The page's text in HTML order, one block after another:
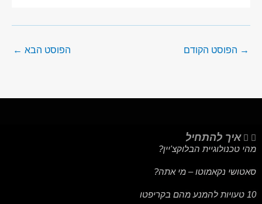
→ הפוסט הקודם הפוסט הבא ←
איך להתחיל
מהי טכנולוגיית הבלוקצ'יין?
סאטושי נקאמוטו – מי אתה?
10 טעויות להמנע מהם בקריפטו